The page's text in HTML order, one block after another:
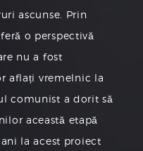
ascunse. Prin
o perspectivă
nu a fost
aflați vremelnic la
comunist a dorit să
această etapă
la acest proiect